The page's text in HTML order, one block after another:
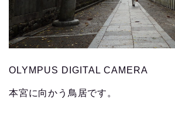
OLYMPUS DIGITAL CAMERA
本宮に向かう鳥居です。